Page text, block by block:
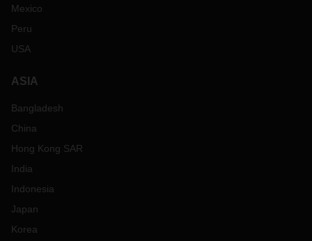
Mexico
Peru
USA
ASIA
Bangladesh
China
Hong Kong SAR
India
Indonesia
Japan
Korea